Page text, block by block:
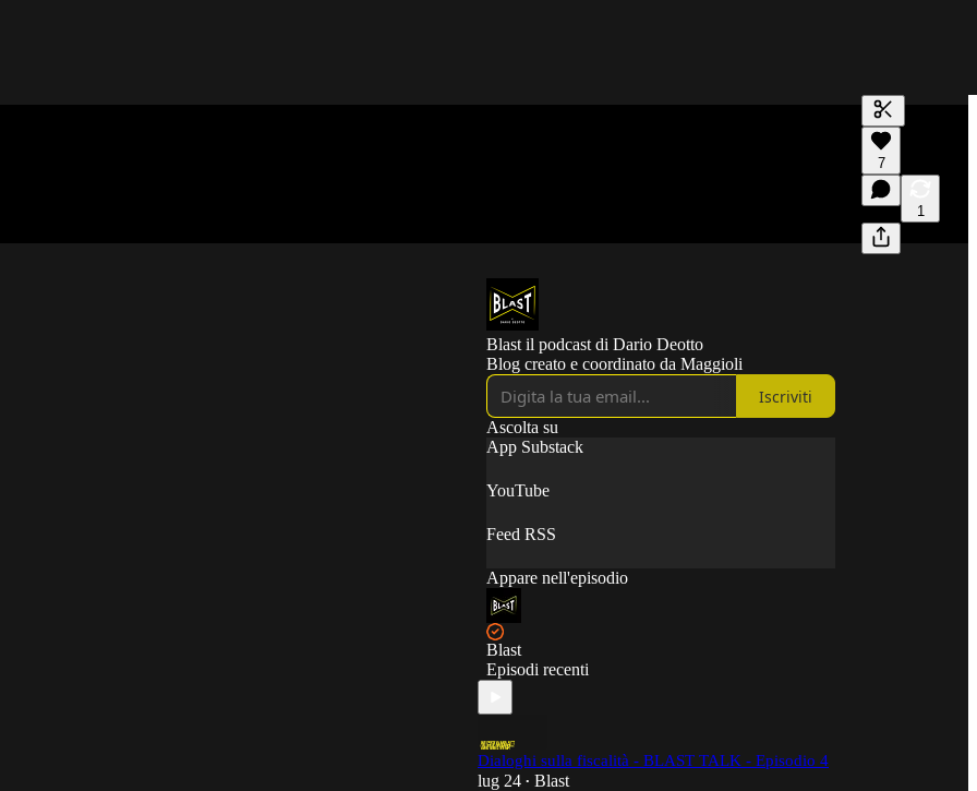
Genera
Una
modifica
7
1
Blast il podcast di Dario Deotto
Blog creato e coordinato da Maggioli
Iscriviti
Ascolta su
App Substack
YouTube
Feed RSS
Appare nell'episodio
Blast
Episodi recenti
Dialoghi sulla fiscalità - BLAST TALK - Episodio 4
lug 24 • Blast